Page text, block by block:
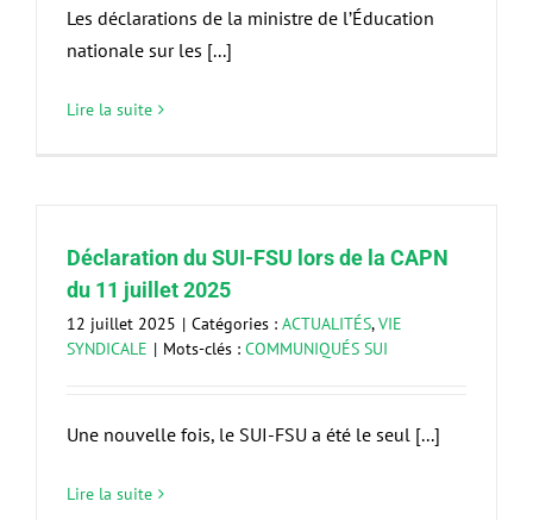
Les déclarations de la ministre de l’Éducation
nationale sur les [...]
Lire la suite
Déclaration du SUI-FSU lors de la CAPN
du 11 juillet 2025
12 juillet 2025 | Catégories : ACTUALITÉS,VIE
SYNDICALE | Mots-clés : COMMUNIQUÉS SUI
Une nouvelle fois, le SUI-FSU a été le seul [...]
Lire la suite